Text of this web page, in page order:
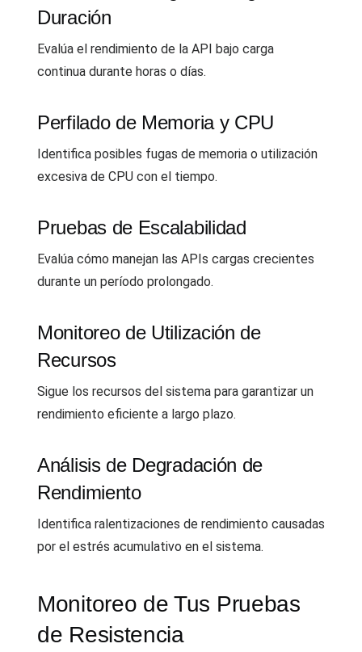
Duración
Evalúa el rendimiento de la API bajo carga
continua durante horas o días.
Perfilado de Memoria y CPU
Identifica posibles fugas de memoria o utilización
excesiva de CPU con el tiempo.
Pruebas de Escalabilidad
Evalúa cómo manejan las APIs cargas crecientes
durante un período prolongado.
Monitoreo de Utilización de
Recursos
Sigue los recursos del sistema para garantizar un
rendimiento eficiente a largo plazo.
Análisis de Degradación de
Rendimiento
Identifica ralentizaciones de rendimiento causadas
por el estrés acumulativo en el sistema.
Monitoreo de Tus Pruebas
de Resistencia